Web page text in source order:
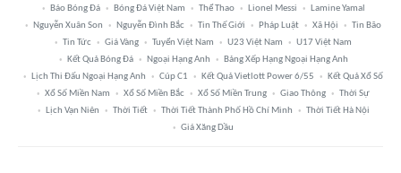
Báo Bóng Đá
Bóng Đá Việt Nam Thể Thao Lionel Messi
Lamine Yamal
Nguyễn Xuân Son
Nguyễn Đình Bắc Tin Thế Giới Pháp Luật Xã Hội
Tin Bão
Tin Tức
Giá Vàng Tuyển Việt Nam U23 Việt Nam
U17 Việt Nam
Kết Quả Bóng Đá
Ngoại Hạng Anh
Bảng Xếp Hạng Ngoại Hạng Anh
Lịch Thi Đấu Ngoại Hạng Anh
Cúp C1 Kết Quả Vietlott Power 6/55
Kết Quả Xổ Số
Xổ Số Miền Nam
Xổ Số Miền Bắc Xổ Số Miền Trung Giao Thông
Thời Sự
Lịch Vạn Niên
Thời Tiết Thời Tiết Thành Phố Hồ Chí Minh
Thời Tiết Hà Nội
Giá Xăng Dầu